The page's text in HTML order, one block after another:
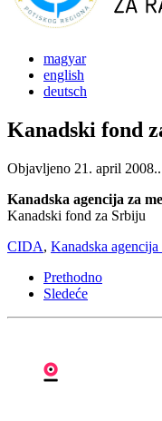
magyar
english
deutsch
Kanadski fond
Objavljeno 21. april 2008.
Kanadska agencija za
Kanadski fond za Srbiju
CIDA, Kanadska
Prethodno
Sledeće